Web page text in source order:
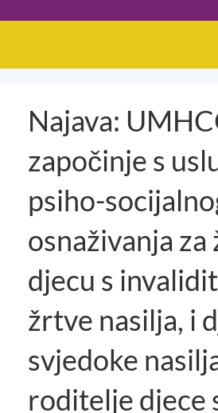
Najava:
započinje s
psiho-
osnaživanja za
djecu s
žrtve nasilja, i
svjedoke
roditelje djece